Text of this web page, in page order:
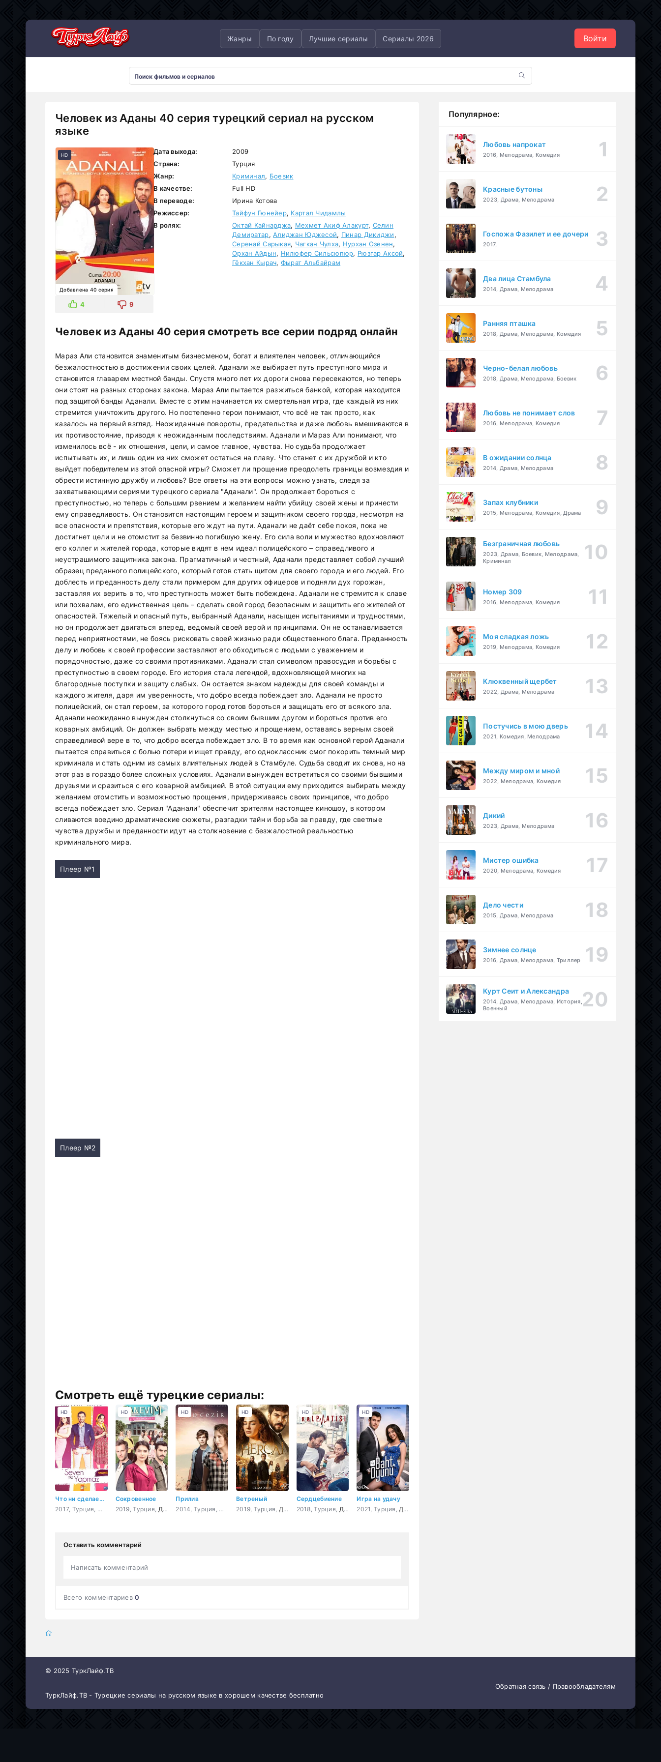
Жанры По году Лучшие сериалы Сериалы 2026 Войти
Человек из Аданы 40 серия турецкий сериал на русском
языке
HD
Добавлена 40 серия
4 9
Дата выхода:
2009
Страна:
Турция
Жанр:
Криминал, Боевик
В качестве:
Full HD
В переводе:
Ирина Котова
Режиссер:
Тайфун Гюнейер, Картал Чидамлы
В ролях:
Октай Кайнарджа, Мехмет Акиф Алакурт, Селин
Демиратар,Алиджан Юджесой, Пинар Дикиджи,
Серенай Сарыкая, Чагкан Чулха, Нурхан Озенен,
Орхан Айдын, Нилюфер Сильсюпюр, Рюзгар Аксой,
Гёкхан Кырач, Фырат Альбайрам
Человек из Аданы 40 серия смотреть все серии подряд онлайн
Мараз Али становится знаменитым бизнесменом, богат и влиятелен человек, отличающийся
безжалостностью в достижении своих целей. Аданали же выбирает путь преступного мира и
становится главарем местной банды. Спустя много лет их дороги снова пересекаются, но теперь
они стоят на разных сторонах закона. Мараз Али пытается разжиться банкой, которая находится
под защитой банды Аданали. Вместе с этим начинается их смертельная игра, где каждый из них
стремится уничтожить другого. Но постепенно герои понимают, что всё не так просто, как
казалось на первый взгляд. Неожиданные повороты, предательства и даже любовь вмешиваются в
их противостояние, приводя к неожиданным последствиям. Аданали и Мараз Али понимают, что
изменилось всё - их отношения, цели, и самое главное, чувства. Но судьба продолжает
испытывать их, и лишь один из них сможет остаться на плаву. Что станет с их дружбой и кто
выйдет победителем из этой опасной игры? Сможет ли прощение преодолеть границы возмездия и
обрести истинную дружбу и любовь? Все ответы на эти вопросы можно узнать, следя за
захватывающими сериями турецкого сериала "Аданали". Он продолжает бороться с
преступностью, но теперь с большим рвением и желанием найти убийцу своей жены и принести
ему справедливость. Он становится настоящим героем и защитником своего города, несмотря на
все опасности и препятствия, которые его ждут на пути. Аданали не даёт себе покоя, пока не
достигнет цели и не отомстит за безвинно погибшую жену. Его сила воли и мужество вдохновляют
его коллег и жителей города, которые видят в нем идеал полицейского – справедливого и
неустрашимого защитника закона. Прагматичный и честный, Аданали представляет собой лучший
образец преданного полицейского, который готов стать щитом для своего города и его людей. Его
доблесть и преданность делу стали примером для других офицеров и подняли дух горожан,
заставляя их верить в то, что преступность может быть побеждена. Аданали не стремится к славе
или похвалам, его единственная цель – сделать свой город безопасным и защитить его жителей от
опасностей. Тяжелый и опасный путь, выбранный Аданали, насыщен испытаниями и трудностями,
но он продолжает двигаться вперед, ведомый своей верой и принципами. Он не останавливается
перед неприятностями, не боясь рисковать своей жизнью ради общественного блага. Преданность
делу и любовь к своей профессии заставляют его обходиться с людьми с уважением и
порядочностью, даже со своими противниками. Аданали стал символом правосудия и борьбы с
преступностью в своем городе. Его история стала легендой, вдохновляющей многих на
благородные поступки и защиту слабых. Он остается знаком надежды для своей команды и
каждого жителя, даря им уверенность, что добро всегда побеждает зло. Аданали не просто
полицейский, он стал героем, за которого город готов бороться и защищать его от всякого зла.
Аданали неожиданно вынужден столкнуться со своим бывшим другом и бороться против его
коварных амбиций. Он должен выбрать между местью и прощением, оставаясь верным своей
справедливой вере в то, что добро всегда побеждает зло. В то время как основной герой Аданали
пытается справиться с болью потери и ищет правду, его одноклассник смог покорить темный мир
криминала и стать одним из самых влиятельных людей в Стамбуле. Судьба сводит их снова, но на
этот раз в гораздо более сложных условиях. Аданали вынужден встретиться со своими бывшими
друзьями и сразиться с его коварной амбицией. В этой ситуации ему приходится выбирать между
желанием отомстить и возможностью прощения, придерживаясь своих принципов, что добро
всегда побеждает зло. Сериал "Аданали" обеспечит зрителям настоящее киношоу, в котором
сливаются воедино драматические сюжеты, разгадки тайн и борьба за правду, где светлые
чувства дружбы и преданности идут на столкновение с безжалостной реальностью
криминального мира.
Плеер №1
Плеер №2
Смотреть ещё турецкие сериалы:
Что ни сделает влюбленный
2017, Турция,
Мелодрама ,Комедия
HD
Сокровенное
2019, Турция, Драма
HD
Прилив
2014, Турция,
Драма,Мелодрама ,Комедия
HD
Ветреный
2019, Турция, Драма ,Мелодрама
HD
Сердцебиение
2018, Турция, Драма ,Мелодрама
HD
Игра на удачу
2021, Турция, Драма
HD
Оставить комментарий
Написать комментарий
Всего комментариев0
Популярное:
Любовь напрокат
2016, Мелодрама, Комедия
Красные бутоны
2023, Драма, Мелодрама
Госпожа Фазилет и ее дочери
2017,
Два лица Стамбула
2014, Драма, Мелодрама
Ранняя пташка
2018, Драма, Мелодрама, Комедия
Черно-белая любовь
2018, Драма, Мелодрама, Боевик
Любовь не понимает слов
2016, Мелодрама, Комедия
В ожидании солнца
2014, Драма, Мелодрама
Запах клубники
2015, Мелодрама, Комедия, Драма
Безграничная любовь
2023, Драма, Боевик, Мелодрама,
Криминал
Номер 309
2016, Мелодрама, Комедия
Моя сладкая ложь
2019, Мелодрама, Комедия
Клюквенный щербет
2022, Драма, Мелодрама
Постучись в мою дверь
2021, Комедия, Мелодрама
Между миром и мной
2022, Мелодрама, Комедия
Дикий
2023, Драма, Мелодрама
Мистер ошибка
2020, Мелодрама, Комедия
Дело чести
2015, Драма, Мелодрама
Зимнее солнце
2016, Драма, Мелодрама, Триллер
Курт Сеит и Александра
2014, Драма, Мелодрама, История,
Военный
© 2025 ТуркЛайф.ТВ
ТуркЛайф.ТВ - Турецкие сериалы на русском языке в хорошем качестве бесплатно
Обратная связь / Правообладателям
Сериалы 2026